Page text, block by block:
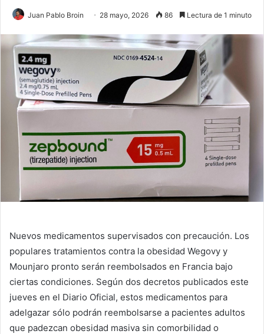
Juan Pablo Broin 28 mayo, 2026 86 Lectura de 1 minuto
Nuevos medicamentos supervisados ​​con precaución. Los
populares tratamientos contra la obesidad Wegovy y
Mounjaro pronto serán reembolsados ​​en Francia bajo
ciertas condiciones. Según dos decretos publicados este
jueves en el Diario Oficial, estos medicamentos para
adelgazar sólo podrán reembolsarse a pacientes adultos
que padezcan obesidad masiva sin comorbilidad o